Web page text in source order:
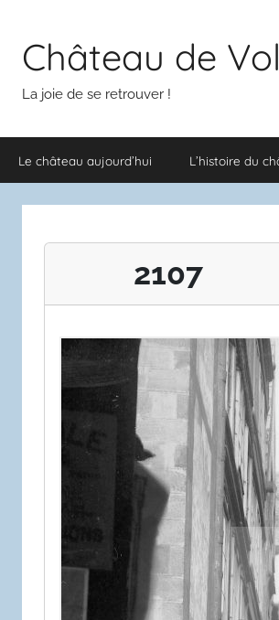
contenuChâteau de
La joie de se retrouver !
Le château aujourd’hui L’histoire du
2107